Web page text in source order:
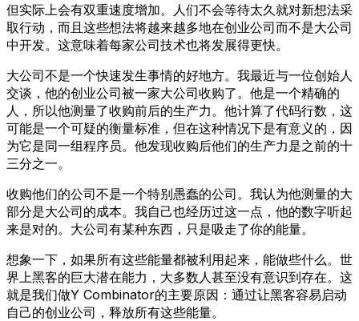
但实际上会有双重速度增加。人们不会等待太久就对新想法采
取行动，而且这些想法将越来越多地在创业公司而不是大公司
中开发。这意味着每家公司技术也将发展得更快。
大公司不是一个快速发生事情的好地方。我最近与一位创始人
交谈，他的创业公司被一家大公司收购了。他是一个精确的
人，所以他测量了收购前后的生产力。他计算了代码行数，这
可能是一个可疑的衡量标准，但在这种情况下是有意义的，因
为它是同一组程序员。他发现收购后他们的生产力是之前的十
三分之一。
收购他们的公司不是一个特别愚蠢的公司。我认为他测量的大
部分是大公司的成本。我自己也经历过这一点，他的数字听起
来是对的。大公司有某种东西，只是吸走了你的能量。
想象一下，如果所有这些能量都被利用起来，能做些什么。世
界上黑客的巨大潜在能力，大多数人甚至没有意识到存在。这
就是我们做Y Combinator的主要原因：通过让黑客容易启动
自己的创业公司，释放所有这些能量。